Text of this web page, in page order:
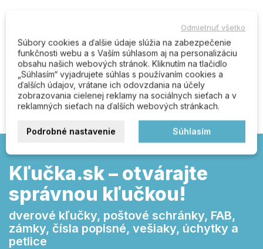
Buďte prvý kto napíše recenziu
Kľučka.sk – otvárajte
správnou kľučkou!
dverové kľučky, poštové schránky, FAB,
zámky, čísla popisné, vešiaky, úchytky a
petlice
Odmietnuť všetko
Súbory cookies a ďalšie údaje slúžia na zabezpečenie
funkčnosti webu a s Vaším súhlasom aj na personalizáciu
obsahu našich webových stránok. Kliknutím na tlačidlo
„Súhlasím“ vyjadrujete súhlas s používaním cookies a
ďalších údajov, vrátane ich odovzdania na účely
zobrazovania cielenej reklamy na sociálnych sieťach a v
reklamných sieťach na ďalších webových stránkach.
Podrobné nastavenie Súhlasím